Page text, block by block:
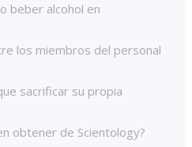
beber alcohol en
los miembros del personal
sacrificar su propia
obtener de Scientology?